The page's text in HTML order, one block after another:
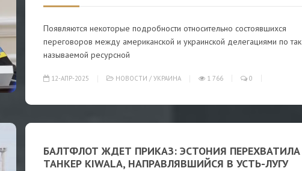
Появляются некоторые подробности относительно состоявшихся
переговоров между американской и украинской делегациями по так
называемой ресурсной
12-АПР-2025 НОВОСТИ / УКРАИНА 1 766 0
БАЛТФЛОТ ЖДЕТ ПРИКАЗ: ЭСТОНИЯ ПЕРЕХВАТИЛА
ТАНКЕР KIWALA, НАПРАВЛЯВШИЙСЯ В УСТЬ-ЛУГУ